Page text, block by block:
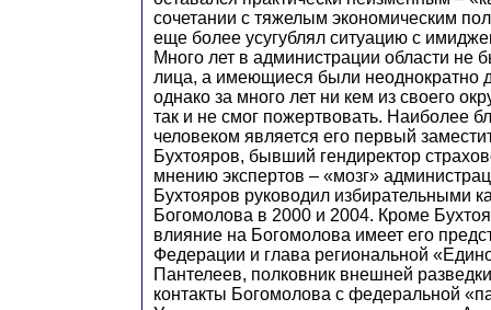
сочетании с тяжелым экономическим
еще более усугублял ситуацию с
Много лет в администрации области не
лица, а имеющиеся были неоднократно
однако за много лет ни кем из своего
так и не смог пожертвовать. Наиболее
человеком является его первый
Бухтояров, бывший гендиректор
мнению экспертов – «мозг»
Бухтояров руководил избирательными
Богомолова в 2000 и 2004. Кроме
влияние на Богомолова имеет его
Федерации и глава региональной
Пантелеев, полковник внешней
контакты Богомолова с федеральной